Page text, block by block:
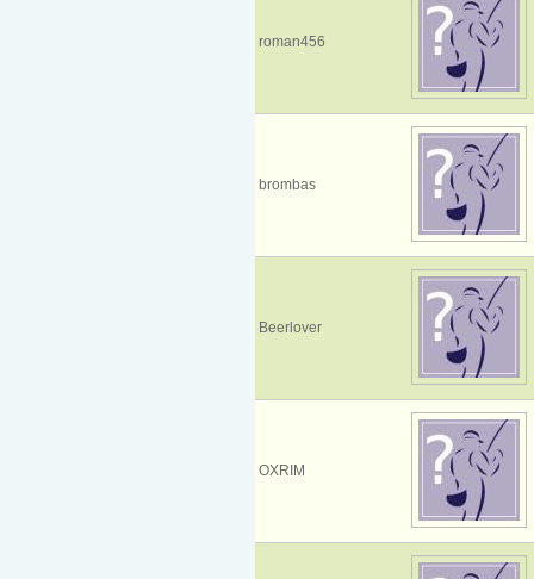
roman456
brombas
Beerlover
OXRIM